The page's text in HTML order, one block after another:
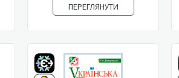
ПЕРЕГЛЯНУТИ